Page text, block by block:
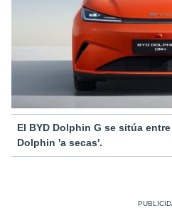
El BYD Dolphin G se sitúa
Dolphin 'a secas'.